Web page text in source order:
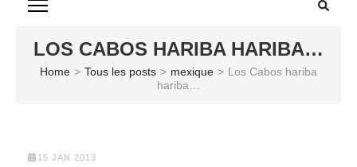
LOS CABOS HARIBA HARIBA…
Home > Tous les posts > mexique > Los Cabos hariba
hariba…
15 JAN 2013